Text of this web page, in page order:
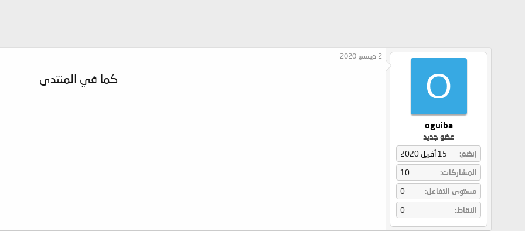
O
oguiba
عضو جديد
إنضم
15 أفريل 2020
المشاركات
10
مستوى التفاعل
0
النقاط
0
2 ديسمبر 2020
كما في المنتدى